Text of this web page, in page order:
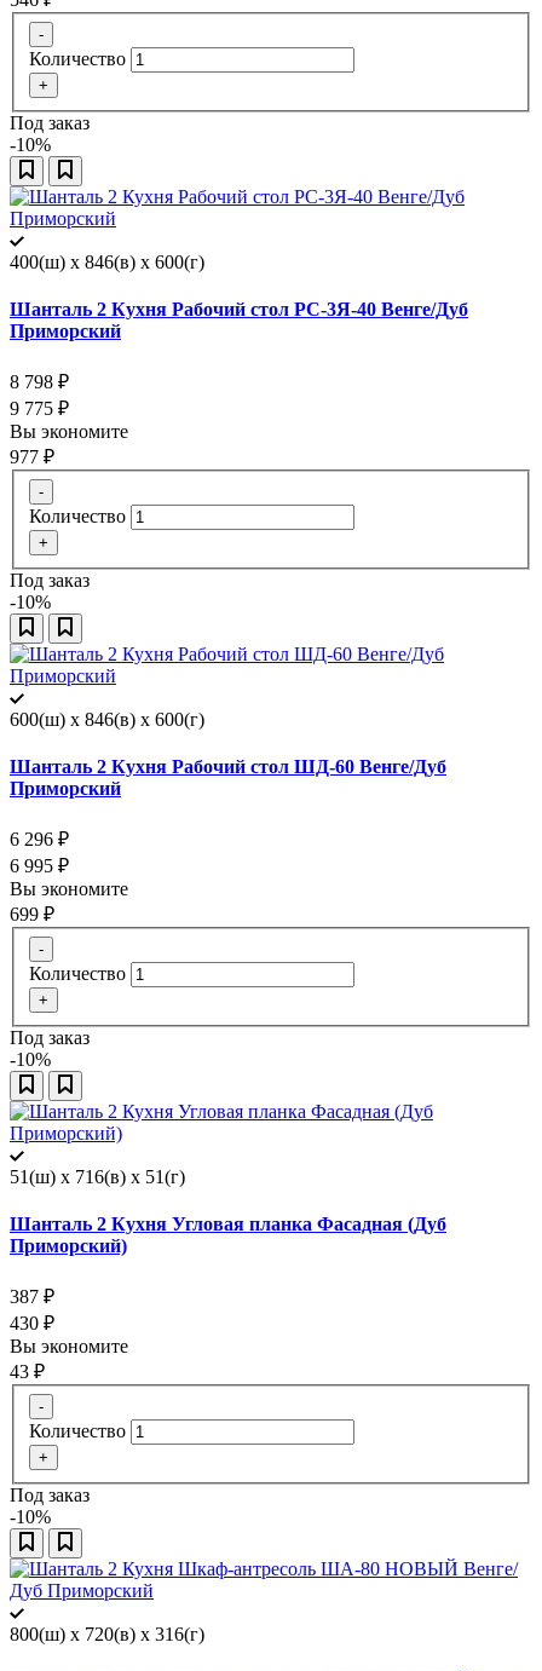
-
Количество
+
Под заказ
-10%
400(ш) x 846(в) x 600(г)
Шанталь 2 Кухня Рабочий стол РС-3Я-40 Венге/Дуб
Приморский
8 798 ₽
9 775 ₽
Вы экономите
977 ₽
-
Количество
+
Под заказ
-10%
600(ш) x 846(в) x 600(г)
Шанталь 2 Кухня Рабочий стол ШД-60 Венге/Дуб
Приморский
6 296 ₽
6 995 ₽
Вы экономите
699 ₽
-
Количество
+
Под заказ
-10%
51(ш) x 716(в) x 51(г)
Шанталь 2 Кухня Угловая планка Фасадная (Дуб
Приморский)
387 ₽
430 ₽
Вы экономите
43 ₽
-
Количество
+
Под заказ
-10%
800(ш) x 720(в) x 316(г)